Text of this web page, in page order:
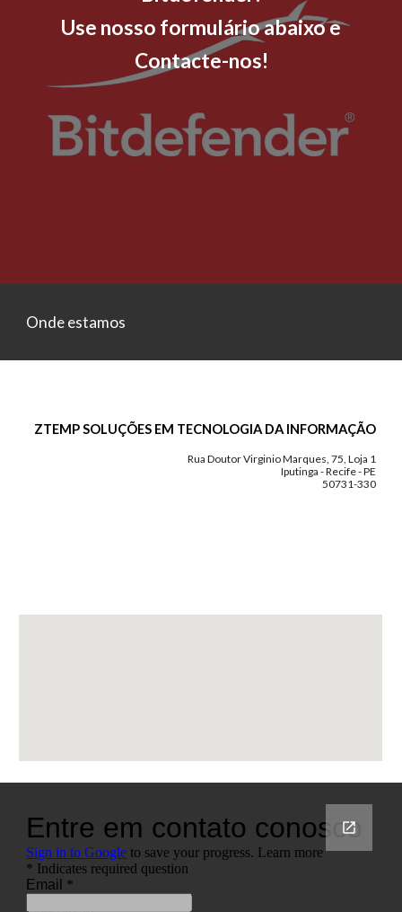
Use nosso formulário abaixo e
Contacte-nos!
Onde estamos
ZTEMP SOLUÇÕES EM TECNOLOGIA DA INFORMAÇÃO
Rua Doutor Virginio Marques, 75, Loja 1
Iputinga - Recife - PE
50731-330